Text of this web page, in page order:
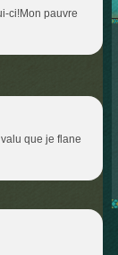
ci!Mon pauvre
que je flane